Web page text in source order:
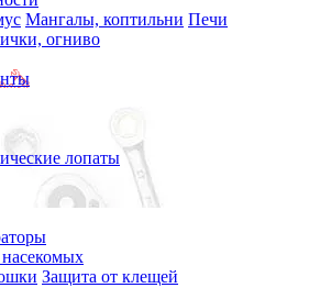
Мангалы, коптильни Печи
огниво
лопаты
Защита от клещей